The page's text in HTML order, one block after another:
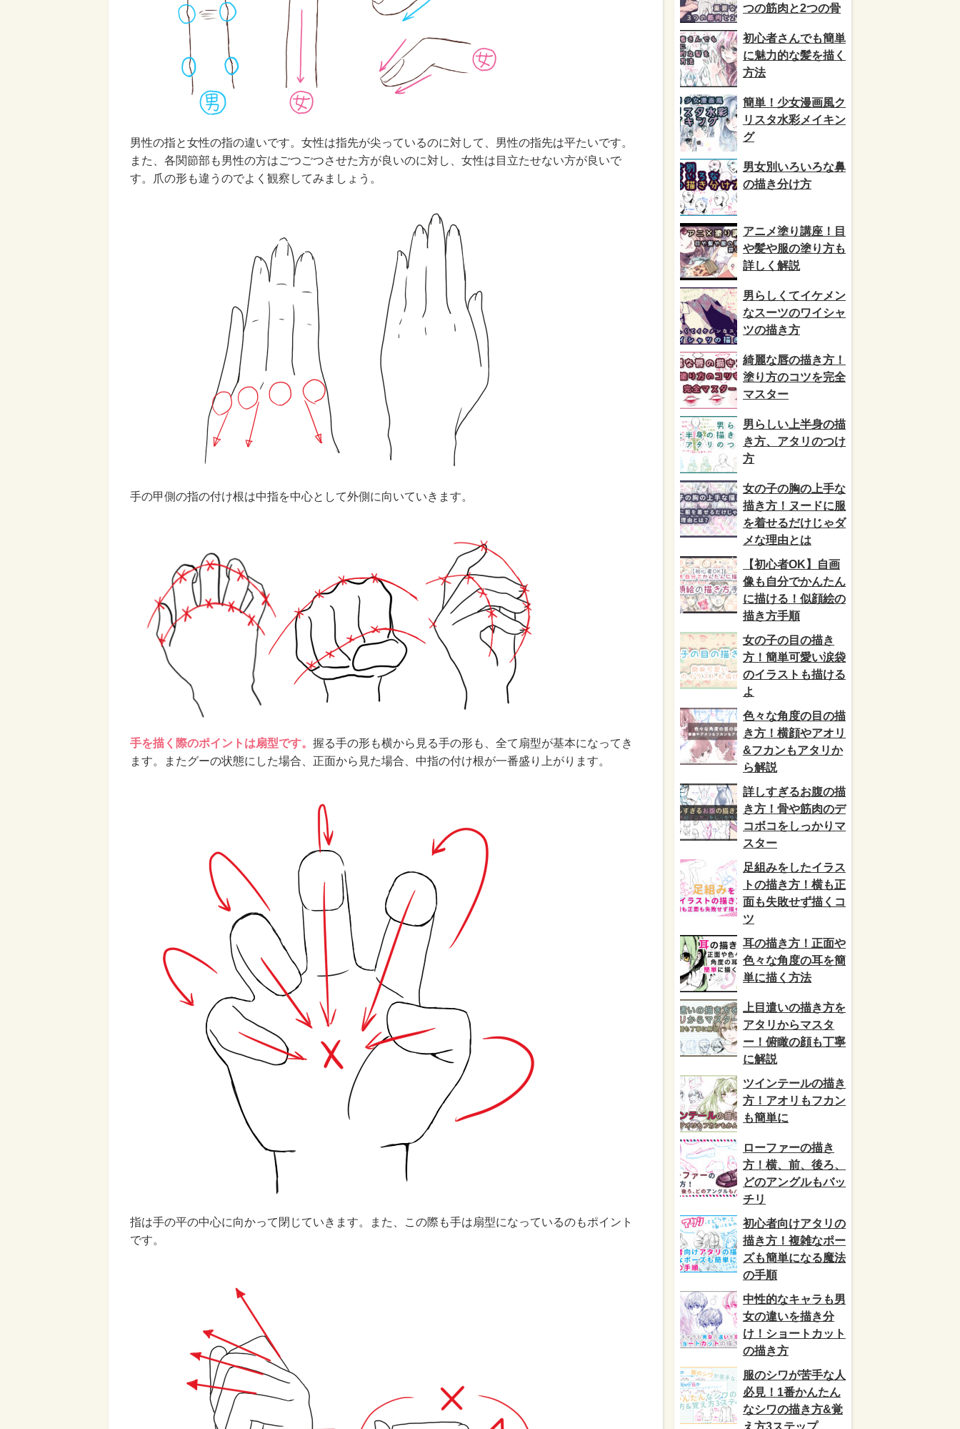
男性の指と女性の指の違いです。女性は指先が尖っているのに対して、男性の指先は平たいです。
また、各関節部も男性の方はごつごつさせた方が良いのに対し、女性は目立たせない方が良いで
す。爪の形も違うのでよく観察してみましょう。
手の甲側の指の付け根は中指を中心として外側に向いていきます。
手を描く際のポイントは扇型です。 握る手の形も横から見る手の形も、全て扇型が基本になってき
ます。またグーの状態にした場合、正面から見た場合、中指の付け根が一番盛り上がります。
指は手の平の中心に向かって閉じていきます。また、この際も手は扇型になっているのもポイント
です。
つの筋肉と2つの骨
初心者さんでも簡単
に魅力的な髪を描く
方法
簡単！少女漫画風ク
リスタ水彩メイキン
グ
男女別いろいろな鼻
の描き分け方
アニメ塗り講座！目
や髪や服の塗り方も
詳しく解説
男らしくてイケメン
なスーツのワイシャ
ツの描き方
綺麗な唇の描き方！
塗り方のコツを完全
マスター
男らしい上半身の描
き方、アタリのつけ
方
女の子の胸の上手な
描き方！ヌードに服
を着せるだけじゃダ
メな理由とは
【初心者OK】自画
像も自分でかんたん
に描ける！似顔絵の
描き方手順
女の子の目の描き
方！簡単可愛い涙袋
のイラストも描ける
よ
色々な角度の目の描
き方！横顔やアオリ
&フカンもアタリか
ら解説
詳しすぎるお腹の描
き方！骨や筋肉のデ
コボコをしっかりマ
スター
足組みをしたイラス
トの描き方！横も正
面も失敗せず描くコ
ツ
耳の描き方！正面や
色々な角度の耳を簡
単に描く方法
上目遣いの描き方を
アタリからマスタ
ー！俯瞰の顔も丁寧
に解説
ツインテールの描き
方！アオリもフカン
も簡単に
ローファーの描き
方！横、前、後ろ、
どのアングルもバッ
チリ
初心者向けアタリの
描き方！複雑なポー
ズも簡単になる魔法
の手順
中性的なキャラも男
女の違いを描き分
け！ショートカット
の描き方
服のシワが苦手な人
必見！1番かんたん
なシワの描き方&覚
え方3ステップ